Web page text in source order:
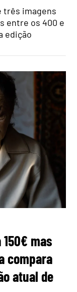
três imagens
entre os 400 e
edição
mas
compara
atual de